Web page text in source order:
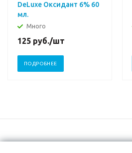
DeLuxe Оксидант 6% 60
мл.
Много
125 руб./шт
ПОДРОБНЕЕ